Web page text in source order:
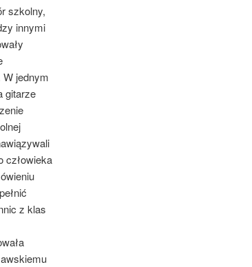
szkolny,
innymi
jednym
gitarze
człowieka
z klas